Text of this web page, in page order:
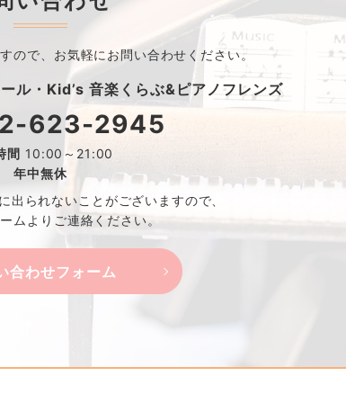
ので、 お気軽にお問い合わせください。
ル・ Kid’s 音楽くらぶ&ピアノフレンズ
623-2945
間 10:00～21:00
年中無休
出られないことがございますので、
ムよりご連絡ください。
合わせフォーム